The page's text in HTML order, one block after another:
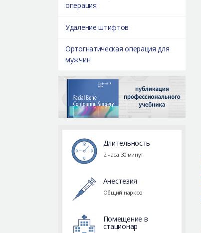
операция
Удаление штифтов
Ортогнатическая операция для
мужчин
Длительность
2 часа 30 минут
Анестезия
Общий наркоз
Помещение в
стационар